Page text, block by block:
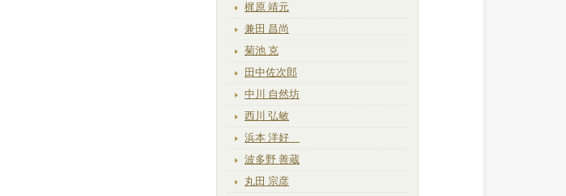
梶原 靖元
兼田 昌尚
菊池 克
田中佐次郎
中川 自然坊
西川 弘敏
浜本 洋好
波多野 善蔵
丸田 宗彦